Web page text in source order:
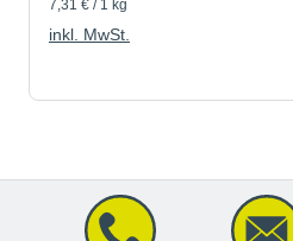
7,31 € / 1 kg
inkl. MwSt.